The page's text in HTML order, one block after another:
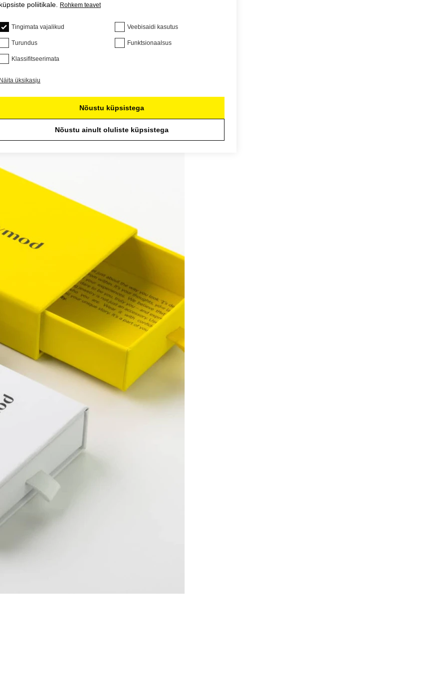
poliitikale.
Rohkem teavet
Tingimata vajalikud Veebisaidi kasutus
Turundus Funktsionaalsus
Klassifitseerimata
üksikasju
Nõustu küpsistega
Nõustu ainult oluliste küpsistega